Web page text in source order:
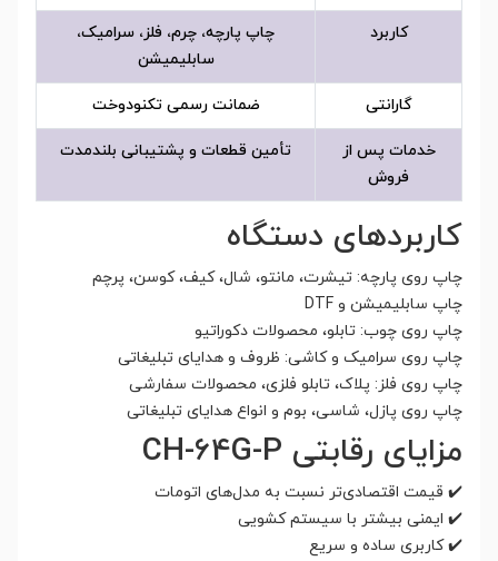
کاربرد
چاپ پارچه، چرم، فلز، سرامیک،
سابلیمیشن
گارانتی ضمانت رسمی تکنودوخت
خدمات پس از
فروش
تأمین قطعات و پشتیبانی بلندمدت
کاربردهای دستگاه
چاپ روی پارچه: تیشرت، مانتو، شال، کیف، کوسن، پرچم
چاپ سابلیمیشن و DTF
چاپ روی چوب: تابلو، محصولات دکوراتیو
چاپ روی سرامیک و کاشی: ظروف و هدایای تبلیغاتی
چاپ روی فلز: پلاک، تابلو فلزی، محصولات سفارشی
چاپ روی پازل، شاسی، بوم و انواع هدایای تبلیغاتی
مزایای رقابتی CH-64G-P
✔️ قیمت اقتصادی‌تر نسبت به مدل‌های اتومات
✔️ ایمنی بیشتر با سیستم کشویی
✔️ کاربری ساده و سریع